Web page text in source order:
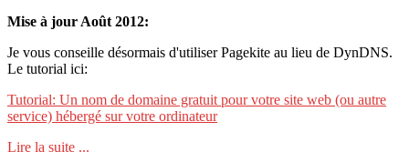
Mise à jour Août 2012:
Je vous conseille désormais d'utiliser Pagekite au lieu de DynDNS.
Le tutorial ici:
Tutorial: Un nom de domaine gratuit pour votre site web (ou autre
service) hébergé sur votre ordinateur
Lire la suite ...